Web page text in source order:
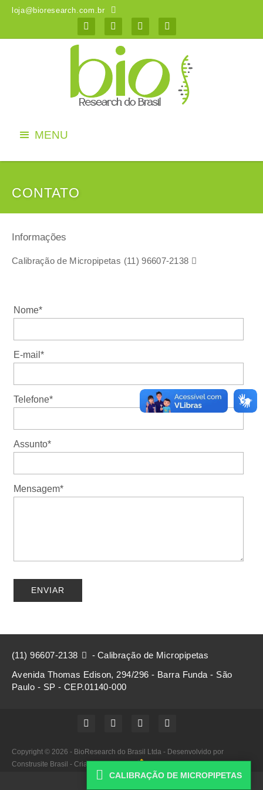
loja@bioresearch.com.br
   
MENU
CONTATO
Informações
Calibração de Micropipetas (11) 96607-2138 
Nome*
E-mail*
Telefone*
Assunto*
Mensagem*
(11) 96607-2138  - Calibração de Micropipetas
Avenida Thomas Edison, 294/296 - Barra Funda - São
Paulo - SP - CEP.01140-000
   
Copyright © 2026 - BioResearch do Brasil Ltda - Desenvolvido por
Construsite Brasil - Criação de Sites
 CALIBRAÇÃO DE MICROPIPETAS